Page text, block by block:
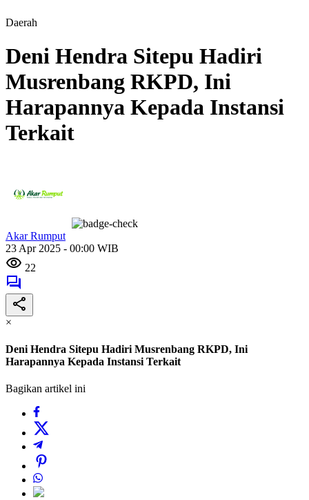
Daerah
Deni Hendra Sitepu Hadiri
Musrenbang RKPD, Ini
Harapannya Kepada Instansi
Terkait
Akar Rumput
23 Apr 2025 - 00:00 WIB
22
×
Deni Hendra Sitepu Hadiri Musrenbang RKPD, Ini
Harapannya Kepada Instansi Terkait
Bagikan artikel ini